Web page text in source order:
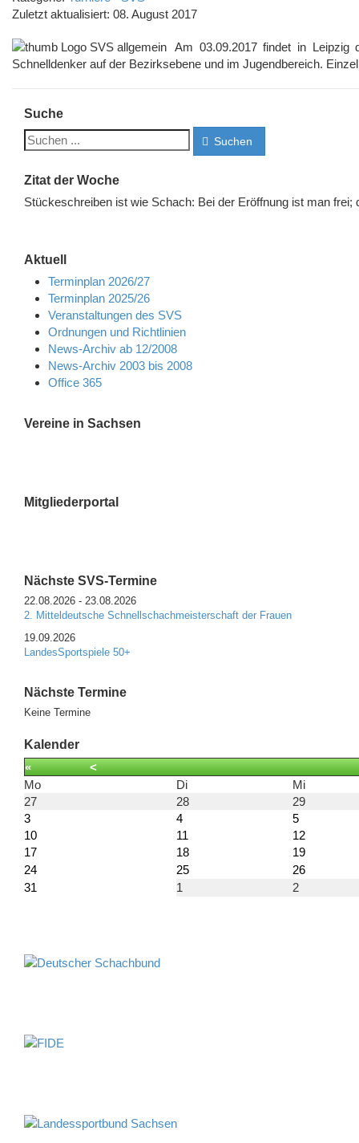
Zuletzt aktualisiert: 08. August 2017
Am 03.09.2017 findet in
Schnelldenker auf der Bezirksebene und im Jugendbereich.
Suche
Suchen
Zitat der Woche
Stückeschreiben ist wie Schach: Bei der Eröffnung ist man
Aktuell
Terminplan 2026/27
Terminplan 2025/26
Veranstaltungen des SVS
Ordnungen und Richtlinien
News-Archiv ab 12/2008
News-Archiv 2003 bis 2008
Office 365
Vereine in Sachsen
Mitgliederportal
Nächste SVS-Termine
22.08.2026 - 23.08.2026
2. Mitteldeutsche Schnellschachmeisterschaft der Frauen
19.09.2026
LandesSportspiele 50+
Nächste Termine
Keine Termine
Kalender
«
<
Mo
Di
Mi
27
28
29
3
4
5
10
11
12
17
18
19
24
25
26
31
1 2